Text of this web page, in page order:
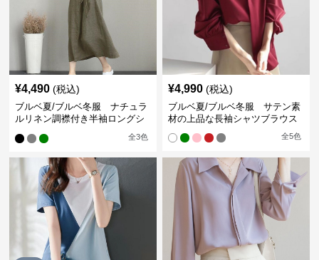
¥4,490 (税込)
ブルベ夏/ブルベ冬服 ナチュラ
ルリネン調襟付き半袖ロングシ
全3色
¥4,990 (税込)
ブルベ夏/ブルベ冬服 サテン素
材の上品な長袖シャツブラウス
全5色